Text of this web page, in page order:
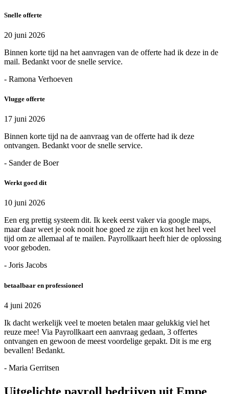
Snelle offerte
20 juni 2026
Binnen korte tijd na het aanvragen van de offerte had ik deze in de
mail. Bedankt voor de snelle service.
- Ramona Verhoeven
Vlugge offerte
17 juni 2026
Binnen korte tijd na de aanvraag van de offerte had ik deze
ontvangen. Bedankt voor de snelle service.
- Sander de Boer
Werkt goed dit
10 juni 2026
Een erg prettig systeem dit. Ik keek eerst vaker via google maps,
maar daar weet je ook nooit hoe goed ze zijn en kost het heel veel
tijd om ze allemaal af te mailen. Payrollkaart heeft hier de oplossing
voor geboden.
- Joris Jacobs
betaalbaar en professioneel
4 juni 2026
Ik dacht werkelijk veel te moeten betalen maar gelukkig viel het
reuze mee! Via Payrollkaart een aanvraag gedaan, 3 offertes
ontvangen en gewoon de meest voordelige gepakt. Dit is me erg
bevallen! Bedankt.
- Maria Gerritsen
Uitgelichte payroll bedrijven uit Empe